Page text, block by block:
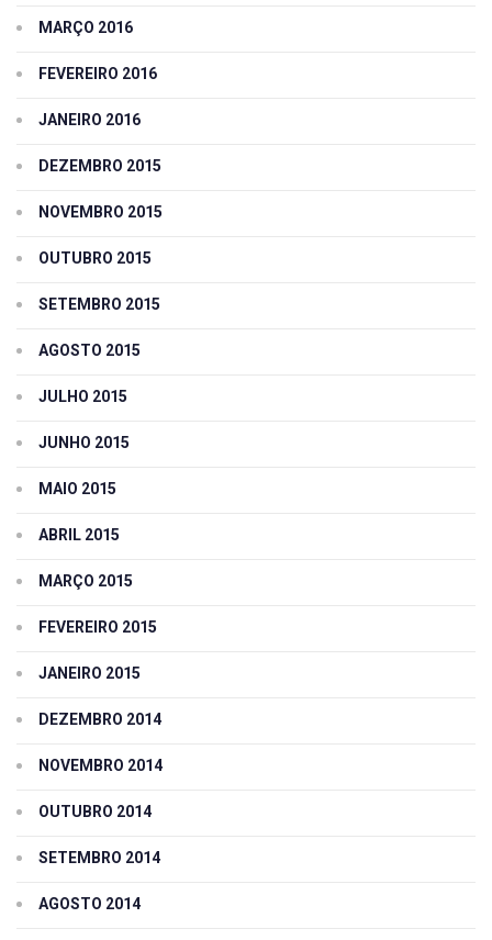
MARÇO 2016
FEVEREIRO 2016
JANEIRO 2016
DEZEMBRO 2015
NOVEMBRO 2015
OUTUBRO 2015
SETEMBRO 2015
AGOSTO 2015
JULHO 2015
JUNHO 2015
MAIO 2015
ABRIL 2015
MARÇO 2015
FEVEREIRO 2015
JANEIRO 2015
DEZEMBRO 2014
NOVEMBRO 2014
OUTUBRO 2014
SETEMBRO 2014
AGOSTO 2014